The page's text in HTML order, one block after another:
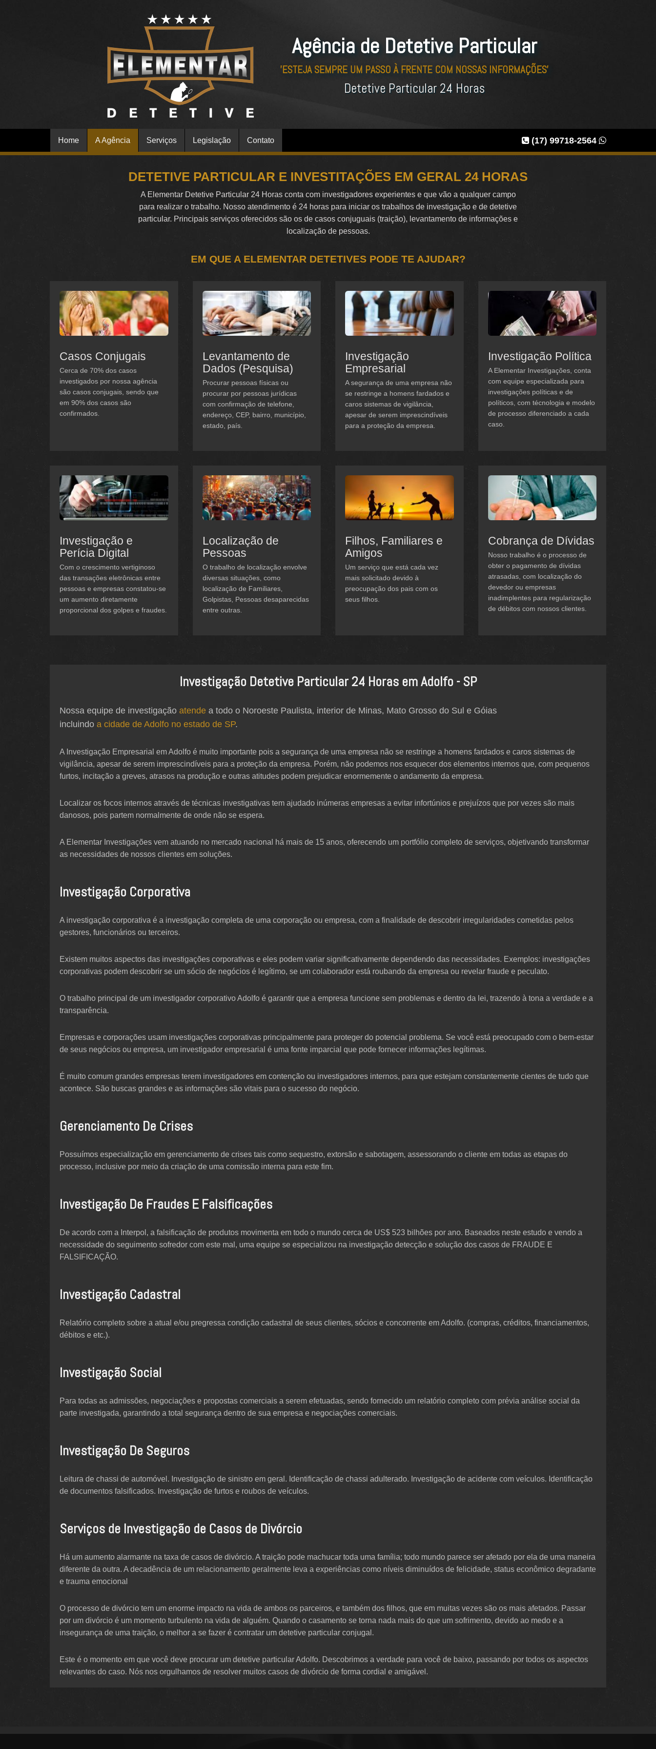
Agência de Detetive Particular
'ESTEJA SEMPRE UM PASSO À FRENTE COM NOSSAS INFORMAÇÕES'
Detetive Particular 24 Horas
(17) 99718-2564
Home A Agência Serviços Legislação Contato
DETETIVE PARTICULAR E INVESTITAÇÕES EM GERAL 24 HORAS
A Elementar Detetive Particular 24 Horas conta com investigadores experientes e que vão a qualquer campo
para realizar o trabalho. Nosso atendimento é 24 horas para iniciar os trabalhos de investigação e de detetive
particular. Principais serviços oferecidos são os de casos conjuguais (traição), levantamento de informações e
localização de pessoas.
EM QUE A ELEMENTAR DETETIVES PODE TE AJUDAR?
Casos Conjugais
Cerca de 70% dos casos
investigados por nossa agência
são casos conjugais, sendo que
em 90% dos casos são
confirmados.
Levantamento de
Dados (Pesquisa)
Procurar pessoas físicas ou
procurar por pessoas jurídicas
com confirmação de telefone,
endereço, CEP, bairro, município,
estado, país.
Investigação
Empresarial
A segurança de uma empresa não
se restringe a homens fardados e
caros sistemas de vigilância,
apesar de serem imprescindíveis
para a proteção da empresa.
Investigação Política
A Elementar Investigações, conta
com equipe especializada para
investigações políticas e de
políticos, com técnologia e modelo
de processo diferenciado a cada
caso.
Investigação e
Perícia Digital
Com o crescimento vertiginoso
das transações eletrônicas entre
pessoas e empresas constatou-se
um aumento diretamente
proporcional dos golpes e fraudes.
Localização de
Pessoas
O trabalho de localização envolve
diversas situações, como
localização de Familiares,
Golpistas, Pessoas desaparecidas
entre outras.
Filhos, Familiares e
Amigos
Um serviço que está cada vez
mais solicitado devido à
preocupação dos pais com os
seus filhos.
Cobrança de Dívidas
Nosso trabalho é o processo de
obter o pagamento de dívidas
atrasadas, com localização do
devedor ou empresas
inadimplentes para regularização
de débitos com nossos clientes.
Investigação Detetive Particular 24 Horas em Adolfo - SP
Nossa equipe de investigação atende a todo o Noroeste Paulista, interior de Minas, Mato Grosso do Sul e Góias
incluindo a cidade de Adolfo no estado de SP.
A Investigação Empresarial em Adolfo é muito importante pois a segurança de uma empresa não se restringe a homens fardados e caros sistemas de
vigilância, apesar de serem imprescindíveis para a proteção da empresa. Porém, não podemos nos esquecer dos elementos internos que, com pequenos
furtos, incitação a greves, atrasos na produção e outras atitudes podem prejudicar enormemente o andamento da empresa.
Localizar os focos internos através de técnicas investigativas tem ajudado inúmeras empresas a evitar infortúnios e prejuízos que por vezes são mais
danosos, pois partem normalmente de onde não se espera.
A Elementar Investigações vem atuando no mercado nacional há mais de 15 anos, oferecendo um portfólio completo de serviços, objetivando transformar
as necessidades de nossos clientes em soluções.
Investigação Corporativa
A investigação corporativa é a investigação completa de uma corporação ou empresa, com a finalidade de descobrir irregularidades cometidas pelos
gestores, funcionários ou terceiros.
Existem muitos aspectos das investigações corporativas e eles podem variar significativamente dependendo das necessidades. Exemplos: investigações
corporativas podem descobrir se um sócio de negócios é legítimo, se um colaborador está roubando da empresa ou revelar fraude e peculato.
O trabalho principal de um investigador corporativo Adolfo é garantir que a empresa funcione sem problemas e dentro da lei, trazendo à tona a verdade e a
transparência.
Empresas e corporações usam investigações corporativas principalmente para proteger do potencial problema. Se você está preocupado com o bem-estar
de seus negócios ou empresa, um investigador empresarial é uma fonte imparcial que pode fornecer informações legítimas.
É muito comum grandes empresas terem investigadores em contenção ou investigadores internos, para que estejam constantemente cientes de tudo que
acontece. São buscas grandes e as informações são vitais para o sucesso do negócio.
Gerenciamento De Crises
Possuímos especialização em gerenciamento de crises tais como sequestro, extorsão e sabotagem, assessorando o cliente em todas as etapas do
processo, inclusive por meio da criação de uma comissão interna para este fim.
Investigação De Fraudes E Falsificações
De acordo com a Interpol, a falsificação de produtos movimenta em todo o mundo cerca de US$ 523 bilhões por ano. Baseados neste estudo e vendo a
necessidade do seguimento sofredor com este mal, uma equipe se especializou na investigação detecção e solução dos casos de FRAUDE E
FALSIFICAÇÃO.
Investigação Cadastral
Relatório completo sobre a atual e/ou pregressa condição cadastral de seus clientes, sócios e concorrente em Adolfo. (compras, créditos, financiamentos,
débitos e etc.).
Investigação Social
Para todas as admissões, negociações e propostas comerciais a serem efetuadas, sendo fornecido um relatório completo com prévia análise social da
parte investigada, garantindo a total segurança dentro de sua empresa e negociações comerciais.
Investigação De Seguros
Leitura de chassi de automóvel. Investigação de sinistro em geral. Identificação de chassi adulterado. Investigação de acidente com veículos. Identificação
de documentos falsificados. Investigação de furtos e roubos de veículos.
Serviços de Investigação de Casos de Divórcio
Há um aumento alarmante na taxa de casos de divórcio. A traição pode machucar toda uma família; todo mundo parece ser afetado por ela de uma maneira
diferente da outra. A decadência de um relacionamento geralmente leva a experiências como níveis diminuídos de felicidade, status econômico degradante
e trauma emocional
O processo de divórcio tem um enorme impacto na vida de ambos os parceiros, e também dos filhos, que em muitas vezes são os mais afetados. Passar
por um divórcio é um momento turbulento na vida de alguém. Quando o casamento se torna nada mais do que um sofrimento, devido ao medo e a
insegurança de uma traição, o melhor a se fazer é contratar um detetive particular conjugal.
Este é o momento em que você deve procurar um detetive particular Adolfo. Descobrimos a verdade para você de baixo, passando por todos os aspectos
relevantes do caso. Nós nos orgulhamos de resolver muitos casos de divórcio de forma cordial e amigável.